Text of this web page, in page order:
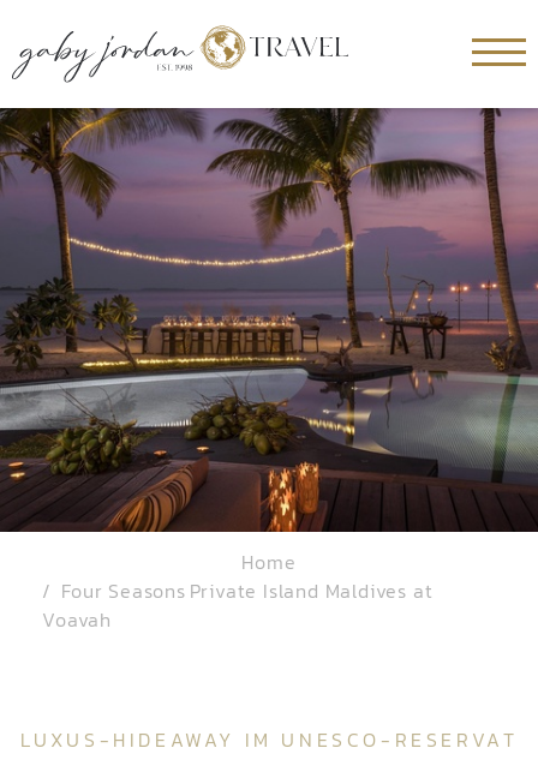
Home
Four Seasons Private Island Maldives at
Voavah
LUXUS-HIDEAWAY IM UNESCO-RESERVAT